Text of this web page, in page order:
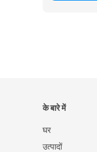
के बारे में
घर
उत्पादों